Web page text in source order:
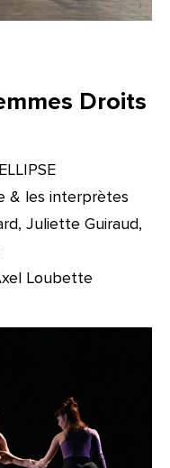
Droits
& les interprètes
Juliette Guiraud,
Loubette